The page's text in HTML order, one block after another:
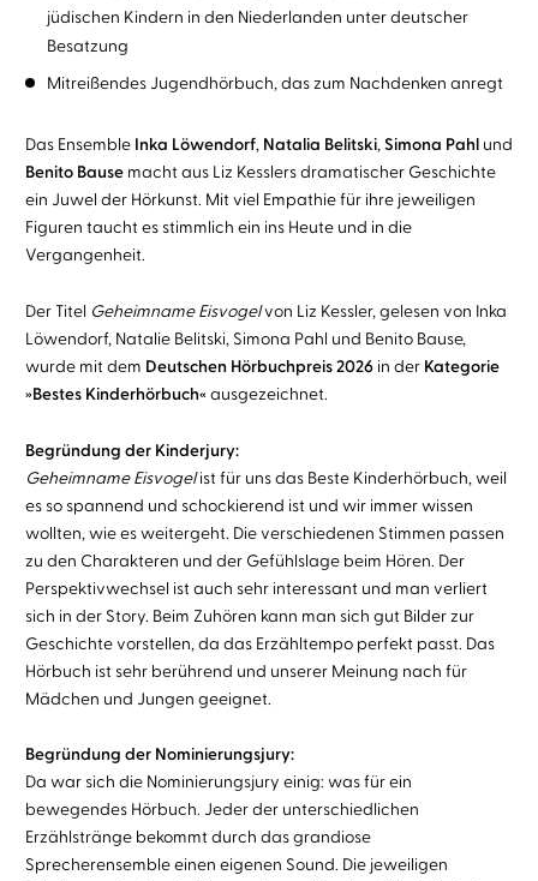
jüdischen Kindern in den Niederlanden unter deutscher
Besatzung
Mitreißendes Jugendhörbuch, das zum Nachdenken anregt
Das Ensemble Inka Löwendorf, Natalia Belitski,Simona Pahlund
Benito Bausemacht aus Liz Kesslers dramatischer Geschichte
ein Juwel der Hörkunst. Mit viel Empathie für ihre jeweiligen
Figuren taucht es stimmlich ein ins Heute und in die
Vergangenheit.
Der Titel Geheimname Eisvogelvon Liz Kessler, gelesen von Inka
Löwendorf, Natalie Belitski, Simona Pahl und Benito Bause,
wurde mit dem Deutschen Hörbuchpreis 2026in der Kategorie
»Bestes Kinderhörbuch« ausgezeichnet.
Begründung der Kinderjury:
Geheimname Eisvogelist für uns das Beste Kinderhörbuch, weil
es so spannend und schockierend ist und wir immer wissen
wollten, wie es weitergeht. Die verschiedenen Stimmen passen
zu den Charakteren und der Gefühlslage beim Hören. Der
Perspektivwechsel ist auch sehr interessant und man verliert
sich in der Story. Beim Zuhören kann man sich gut Bilder zur
Geschichte vorstellen, da das Erzähltempo perfekt passt. Das
Hörbuch ist sehr berührend und unserer Meinung nach für
Mädchen und Jungen geeignet.
Begründung der Nominierungsjury:
Da war sich die Nominierungsjury einig: was für ein
bewegendes Hörbuch. Jeder der unterschiedlichen
Erzählstränge bekommt durch das grandiose
Sprecherensemble einen eigenen Sound. Die jeweiligen